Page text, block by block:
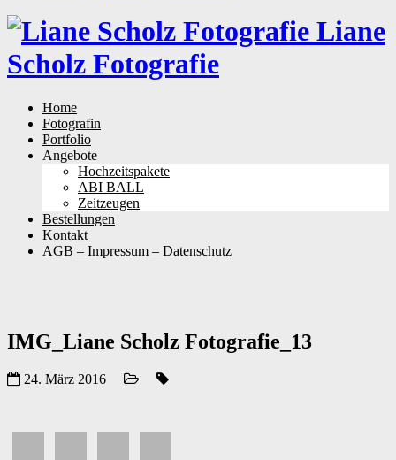
Liane
Scholz Fotografie
Skip
content
Home
Fotografin
Portfolio
Angebote
Hochzeitspakete
ABI BALL
Zeitzeugen
Bestellungen
Kontakt
AGB – Impressum – Datenschutz
IMG_Liane Scholz Fotografie_13
24. März 2016